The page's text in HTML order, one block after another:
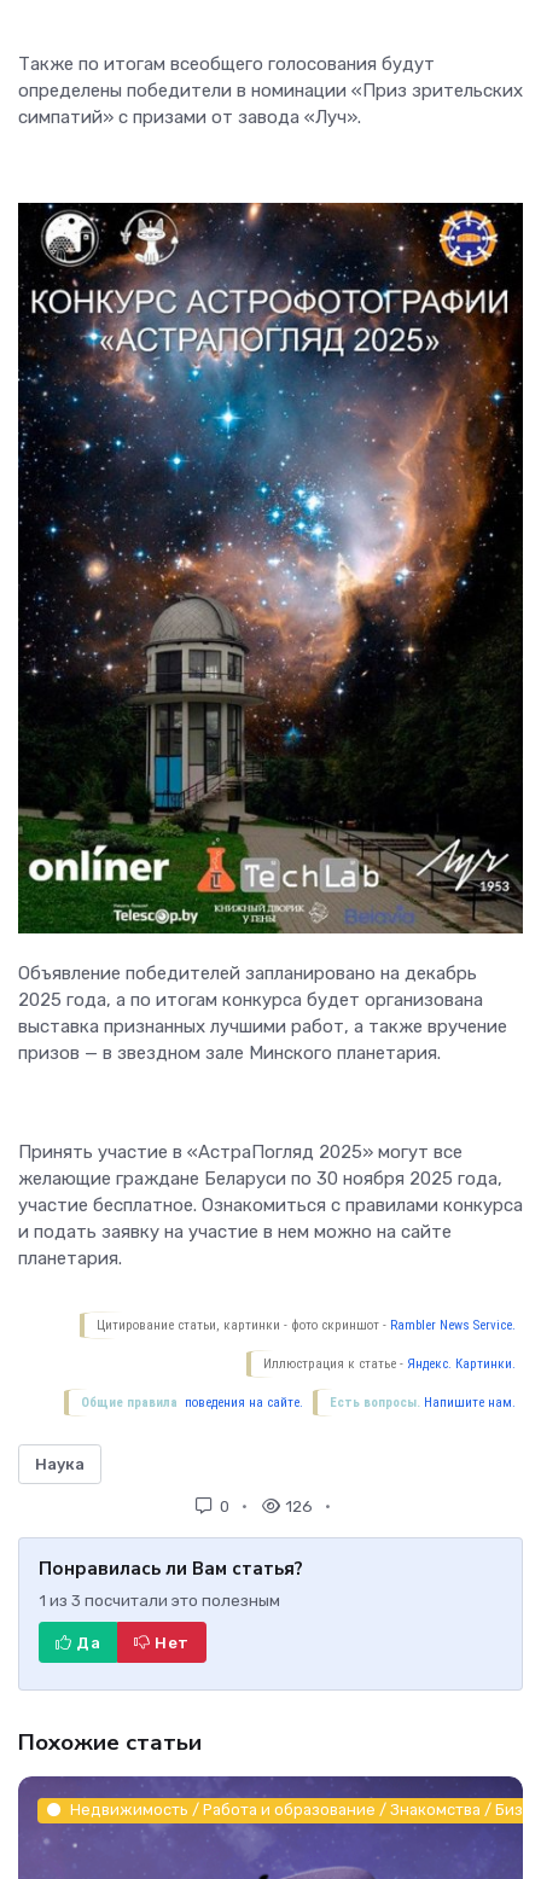
Также по итогам всеобщего голосования будут
определены победители в номинации «Приз зрительских
симпатий» с призами от завода «Луч».
Объявление победителей запланировано на декабрь
2025 года, а по итогам конкурса будет организована
выставка признанных лучшими работ, а также вручение
призов — в звездном зале Минского планетария.
Принять участие в «АстраПогляд 2025» могут все
желающие граждане Беларуси по 30 ноября 2025 года,
участие бесплатное. Ознакомиться с правилами конкурса
и подать заявку на участие в нем можно на сайте
планетария.
Цитирование статьи, картинки - фото скриншот - Rambler News Service.
Иллюстрация к статье - Яндекс. Картинки.
Есть вопросы. Напишите нам.
Общие правила поведения на сайте.
Наука
0 126
Понравилась ли Вам статья?
1 из 3 посчитали это полезным
Да Нет
Похожие статьи
Недвижимость / Работа и образование / Знакомства /